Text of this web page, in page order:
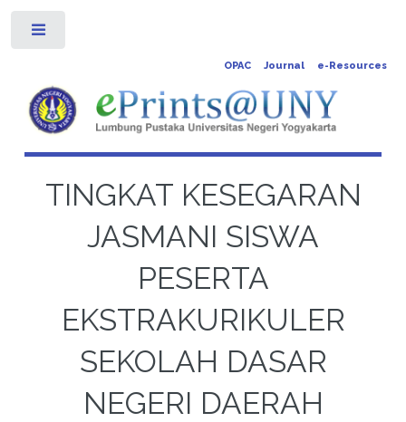
OPAC Journal e-Resources
TINGKAT KESEGARAN
JASMANI SISWA
PESERTA
EKSTRAKURIKULER
SEKOLAH DASAR
NEGERI DAERAH